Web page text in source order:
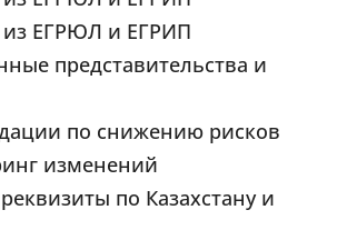
из ЕГРЮЛ и ЕГРИП
представительства и
по снижению рисков
изменений
по Казахстану и